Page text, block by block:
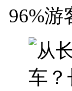
96%游